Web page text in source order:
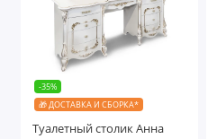
-35%
🎁 ДОСТАВКА И СБОРКА*
Туалетный столик Анна